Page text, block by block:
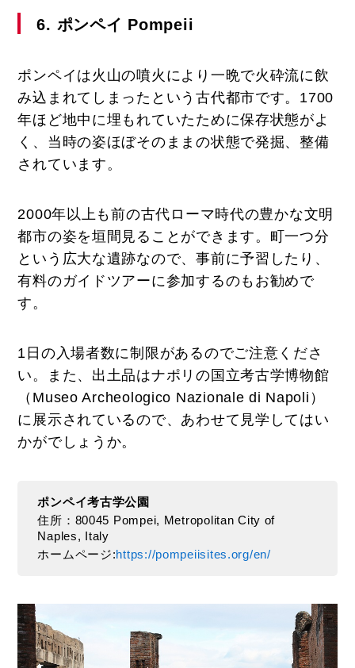
6. ポンペイ Pompeii
ポンペイは火山の噴火により一晩で火砕流に飲
み込まれてしまったという古代都市です。1700
年ほど地中に埋もれていたために保存状態がよ
く、当時の姿ほぼそのままの状態で発掘、整備
されています。
2000年以上も前の古代ローマ時代の豊かな文明
都市の姿を垣間見ることができます。町一つ分
という広大な遺跡なので、事前に予習したり、
有料のガイドツアーに参加するのもお勧めで
す。
1日の入場者数に制限があるのでご注意くださ
い。また、出土品はナポリの国立考古学博物館
（Museo Archeologico Nazionale di Napoli）
に展示されているので、あわせて見学してはい
かがでしょうか。
ポンペイ考古学公園
住所：80045 Pompei, Metropolitan City of
Naples, Italy
ホームページ:https://pompeiisites.org/en/